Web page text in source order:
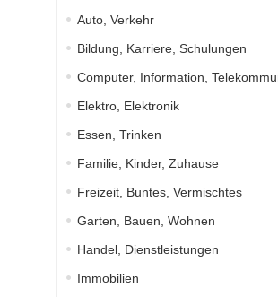
Auto, Verkehr
Bildung, Karriere, Schulungen
Computer, Information,
Elektro, Elektronik
Essen, Trinken
Familie, Kinder, Zuhause
Freizeit, Buntes, Vermischtes
Garten, Bauen, Wohnen
Handel, Dienstleistungen
Immobilien